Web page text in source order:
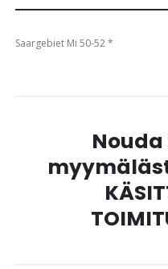
Saargebiet Mi 50-52 *